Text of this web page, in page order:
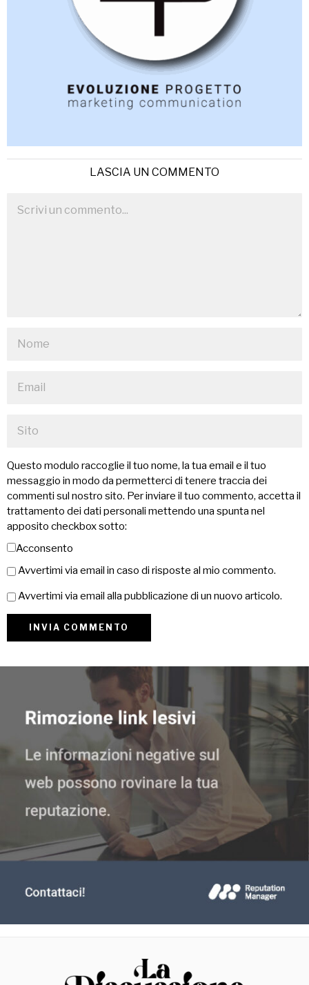
LASCIA UN COMMENTO
Questo modulo raccoglie il tuo nome, la tua email e il tuo
messaggio in modo da permetterci di tenere traccia dei
commenti sul nostro sito. Per inviare il tuo commento, accetta il
trattamento dei dati personali mettendo una spunta nel
apposito checkbox sotto:
Acconsento
Avvertimi via email in caso di risposte al mio commento.
Avvertimi via email alla pubblicazione di un nuovo articolo.